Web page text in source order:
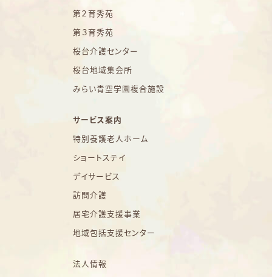
第２育秀苑
第３育秀苑
桜台介護センター
桜台地域集会所
みらい青空学園複合施設
サービス案内
特別養護老人ホーム
ショートステイ
デイサービス
訪問介護
居宅介護支援事業
地域包括支援センター
法人情報